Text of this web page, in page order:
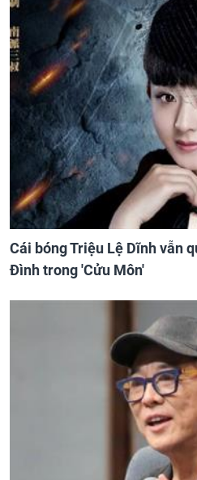
Cái bóng Triệu Lệ Dĩnh vẫn
Đình trong 'Cửu Môn'